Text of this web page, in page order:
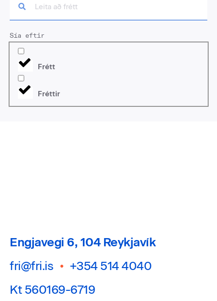
Sía eftir
Frétt
Fréttir
Engjavegi 6, 104 Reykjavík
fri@fri.is • +354 514 4040
Kt 560169-6719